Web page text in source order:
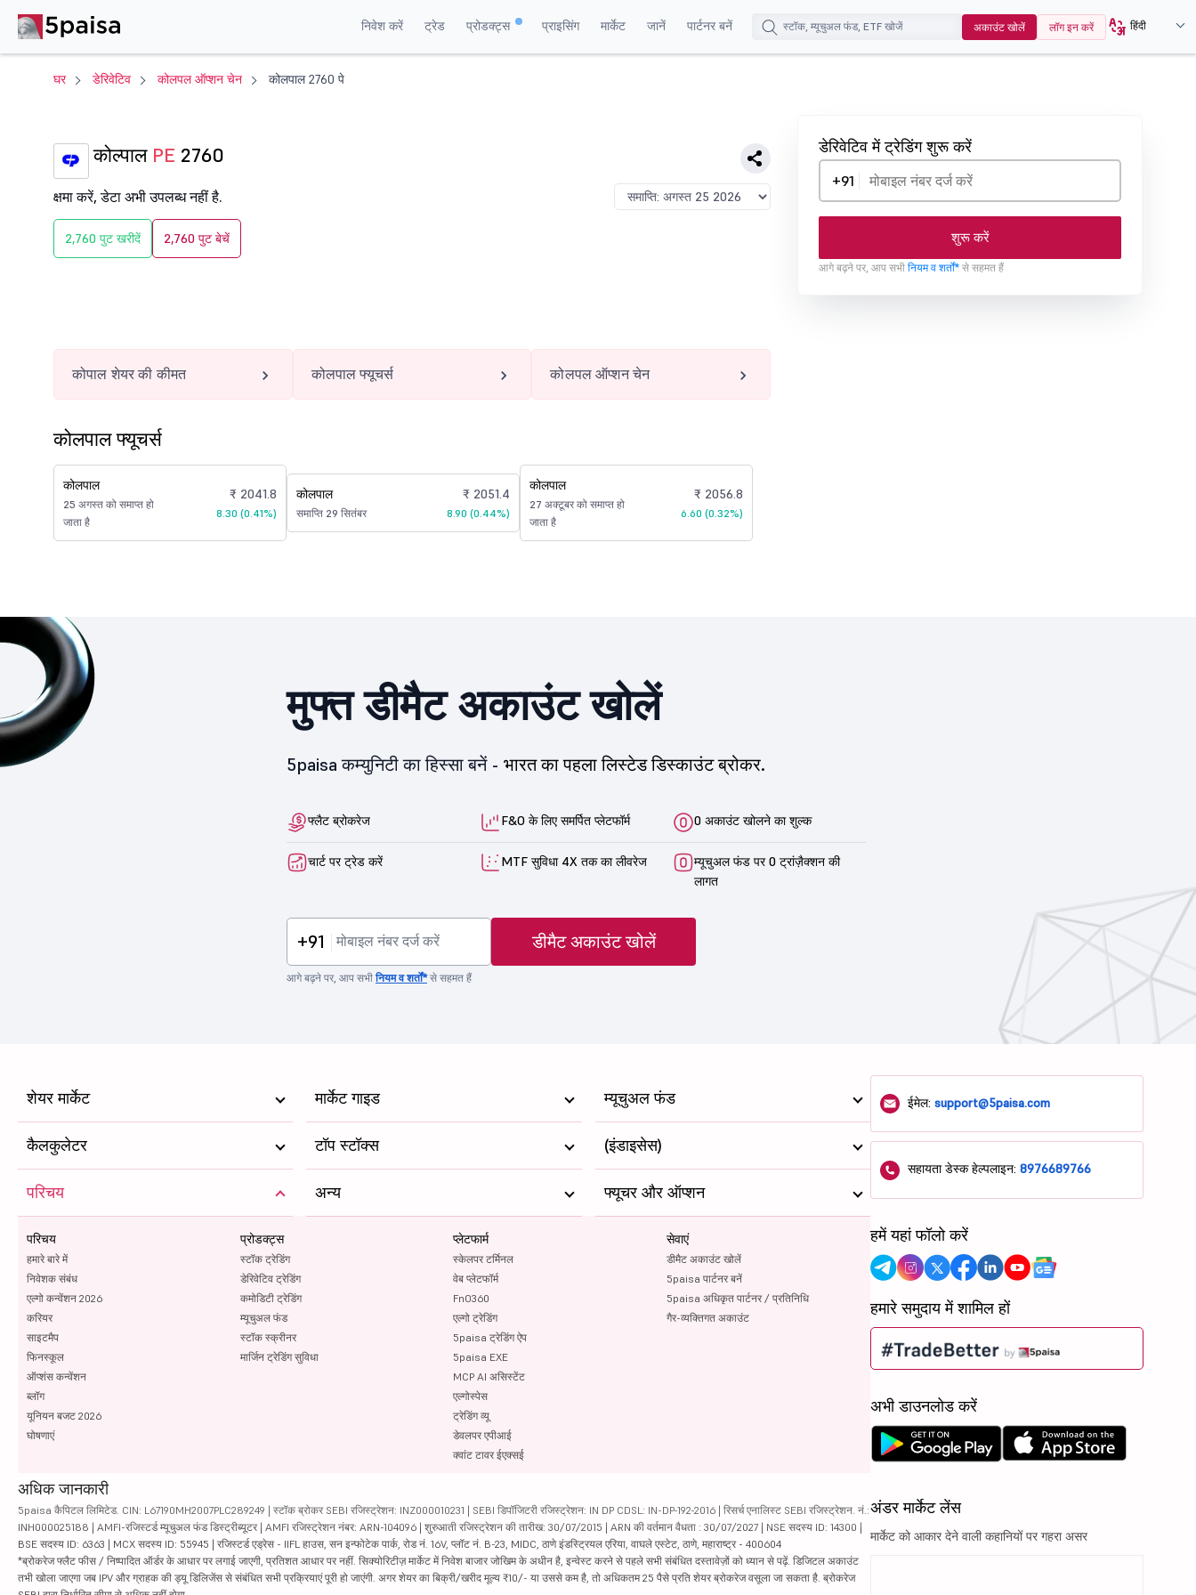
निवेश करें ट्रेड प्रोडक्ट्स प्राइसिंग मार्केट जानें पार्टनर बनें अकाउंट खोलें लॉग इन करें हिंदी
घर डेरिवेटिव कोलपल ऑप्शन चेन कोलपाल 2760 पे
कोल्पाल PE 2760
क्षमा करें, डेटा अभी उपलब्ध नहीं है.
2,760 पुट खरीदें 2,760 पुट बेचें
डेरिवेटिव में ट्रेडिंग शुरू करें
+91
शुरू करें
आगे बढ़ने पर, आप सभी नियम व शर्तों* से सहमत हैं
कोपाल शेयर की कीमत कोलपाल फ्यूचर्स कोलपल ऑप्शन चेन
कोलपाल फ्यूचर्स
कोलपाल
25 अगस्त को समाप्त हो
जाता है
₹ 2041.8
8.30 (0.41%)
कोलपाल
समाप्ति 29 सितंबर
₹ 2051.4
8.90 (0.44%)
कोलपाल
27 अक्टूबर को समाप्त हो
जाता है
₹ 2056.8
6.60 (0.32%)
मुफ्त डीमैट अकाउंट खोलें
5paisa कम्युनिटी का हिस्सा बनें - भारत का पहला लिस्टेड डिस्काउंट ब्रोकर.
फ्लैट ब्रोकरेज F&O के लिए समर्पित प्लेटफॉर्म 0 अकाउंट खोलने का शुल्क
चार्ट पर ट्रेड करें MTF सुविधा 4X तक का लीवरेज
म्यूचुअल फंड पर 0 ट्रांज़ैक्शन की
लागत
+91 डीमैट अकाउंट खोलें
आगे बढ़ने पर, आप सभीनियम व शर्तों*से सहमत हैं
शेयर मार्केट मार्केट गाइड म्यूचुअल फंड
कैलकुलेटर टॉप स्टॉक्स (इंडाइसेस)
परिचय
परिचय
हमारे बारे में
निवेशक संबंध
एल्गो कन्वेंशन 2026
करियर
साइटमैप
फिनस्कूल
ऑप्शंस कन्वेंशन
ब्लॉग
यूनियन बजट 2026
घोषणाएं
प्रोडक्ट्स
स्टॉक ट्रेडिंग
डेरिवेटिव ट्रेडिंग
कमोडिटी ट्रेडिंग
म्यूचुअल फंड
स्टॉक स्क्रीनर
मार्जिन ट्रेडिंग सुविधा
प्लेटफार्म
स्केलपर टर्मिनल
वेब प्लेटफॉर्म
FnO360
एल्गो ट्रेडिंग
5paisa ट्रेडिंग ऐप
5paisa EXE
MCP AI असिस्टेंट
एल्गोस्पेस
ट्रेडिंग व्यू
डेवलपर एपीआई
क्वांट टावर ईएक्सई
सेवाएं
डीमैट अकाउंट खोलें
5paisa पार्टनर बनें
5paisa अधिकृत पार्टनर / प्रतिनिधि
गैर-व्यक्तिगत अकाउंट
अन्य फ्यूचर और ऑप्शन
अधिक जानकारी
5paisa कैपिटल लिमिटेड. CIN: L67190MH2007PLC289249 | स्टॉक ब्रोकर SEBI रजिस्ट्रेशन: INZ000010231 | SEBI डिपॉजिटरी रजिस्ट्रेशन: IN DP CDSL: IN-DP-192-2016 | रिसर्च एनालिस्ट SEBI रजिस्ट्रेशन. नं.:
INH000025188 | AMFI-रजिस्टर्ड म्यूचुअल फंड डिस्ट्रीब्यूटर | AMFI रजिस्ट्रेशन नंबर: ARN-104096 | शुरुआती रजिस्ट्रेशन की तारीख: 30/07/2015 | ARN की वर्तमान वैधता : 30/07/2027 | NSE सदस्य ID: 14300 |
BSE सदस्य ID: 6363 | MCX सदस्य ID: 55945 | रजिस्टर्ड एड्रेस - IIFL हाउस, सन इन्फोटेक पार्क, रोड नं. 16V, प्लॉट नं. B-23, MIDC, ठाणे इंडस्ट्रियल एरिया, वाघले एस्टेट, ठाणे, महाराष्ट्र - 400604
*ब्रोकरेज फ्लैट फीस / निष्पादित ऑर्डर के आधार पर लगाई जाएगी, प्रतिशत आधार पर नहीं. सिक्योरिटीज़ मार्केट में निवेश बाजार जोखिम के अधीन है, इन्वेस्ट करने से पहले सभी संबंधित दस्तावेज़ों को ध्यान से पढ़ें. डिजिटल अकाउंट
तभी खोला जाएगा जब IPV और ग्राहक की ड्यू डिलिजेंस से संबंधित सभी प्रक्रियाएं पूरी हो जाएंगी. अगर शेयर का बिक्री/खरीद मूल्य ₹10/- या उससे कम है, तो अधिकतम 25 पैसे प्रति शेयर ब्रोकरेज वसूला जा सकता है. ब्रोकरेज
ईमेल:support@5paisa.com
सहायता डेस्क हेल्पलाइन:8976689766
हमें यहां फॉलो करें
हमारे समुदाय में शामिल हों
अभी डाउनलोड करें
अंडर मार्केट लेंस
मार्केट को आकार देने वाली कहानियों पर गहरा असर